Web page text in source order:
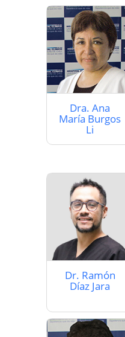
Dra. Ana
María Burgos
Li
Dr. Ramón
Díaz Jara